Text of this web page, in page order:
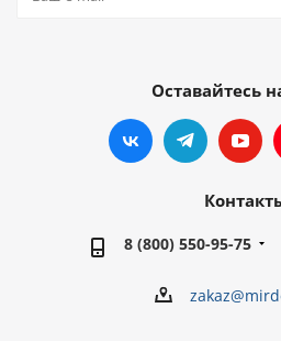
Оставайтесь
8 (800) 550-95-75